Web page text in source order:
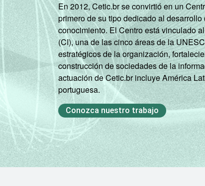
En 2012, Cetic.br se convirtió en un
primero de su tipo dedicado al
conocimiento. El Centro está vinculado
(CI), una de las cinco áreas de la
estratégicos de la organización,
construcción de sociedades de la
actuación de Cetic.br incluye América
portuguesa.
Conozca nuestro trabajo